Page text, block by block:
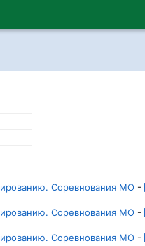
Соревнования МО -
Соревнования МО -
Соревнования МО -